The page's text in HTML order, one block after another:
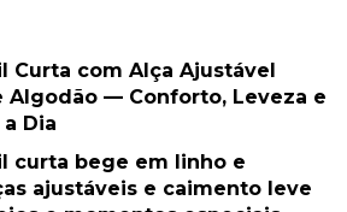
Curta com Alça Ajustável
Algodão — Conforto, Leveza e
Dia
curta bege em linho e
ajustáveis e caimento leve